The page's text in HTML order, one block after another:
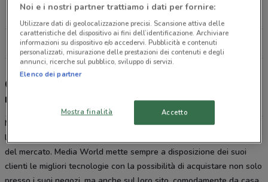
APERTO
Tutti i negozi MediaWorld
Gli sconti del nuovo volantino Mediaworld e i
negozi
Media World è la catena di elettronica per eccellenza in Italia, con
la sua ampia offerta di prodotti di alta qualità e i prezzi più bassi
del mercato. Media World mette sempre a disposizione dei suoi
clienti le migliori tecnologie con la possibilità di acquistare non solo
Noi e i nostri partner trattiamo i dati per fornire:
Utilizzare dati di geolocalizzazione precisi. Scansione attiva delle
caratteristiche del dispositivo ai fini dell’identificazione. Archiviare
informazioni su dispositivo e/o accedervi. Pubblicità e contenuti
personalizzati, misurazione delle prestazioni dei contenuti e degli
annunci, ricerche sul pubblico, sviluppo di servizi.
Elenco dei partner
Mostra finalità Accetto